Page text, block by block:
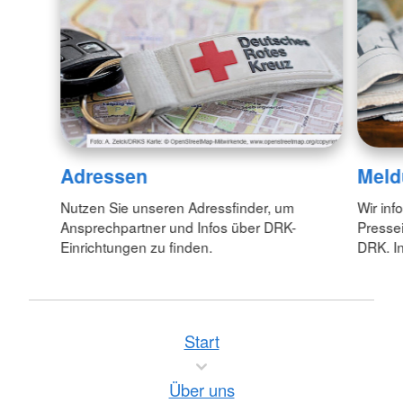
Adressen
Nutzen Sie unseren Adressfinder, um
Ansprechpartner und Infos über DRK-
Einrichtungen zu finden.
Wir
DRK.
Start
Über uns